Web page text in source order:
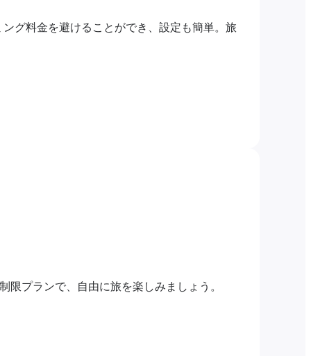
グ料金を避けることができ、設定も簡単。旅
限プランで、自由に旅を楽しみましょう。